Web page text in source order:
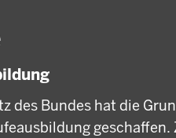
des Bundes hat die